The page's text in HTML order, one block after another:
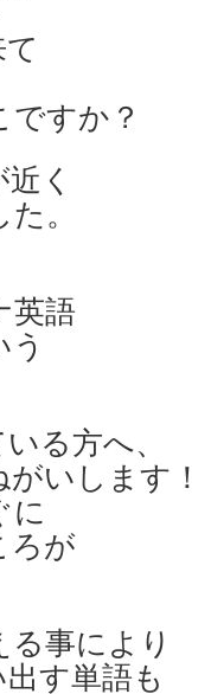
すか？
く
。
英語
る方へ、
いします！
に
ろが
事により
す単語も